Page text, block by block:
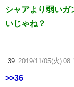
シャアより弱いガ
いじゃね？
39: 2019/11/05(火)
>>36